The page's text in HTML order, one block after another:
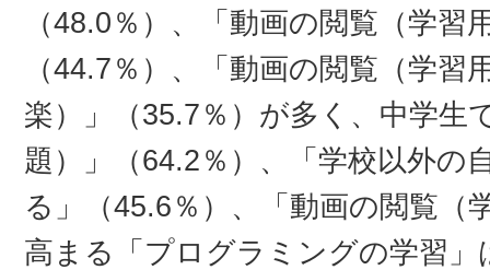
（48.0％）、「動画の閲覧（学
（44.7％）、「動画の閲覧（学
楽）」（35.7％）が多く、中学生
題）」（64.2％）、「学校以外の
る」（45.6％）、「動画の閲覧（
高まる「プログラミングの学習」